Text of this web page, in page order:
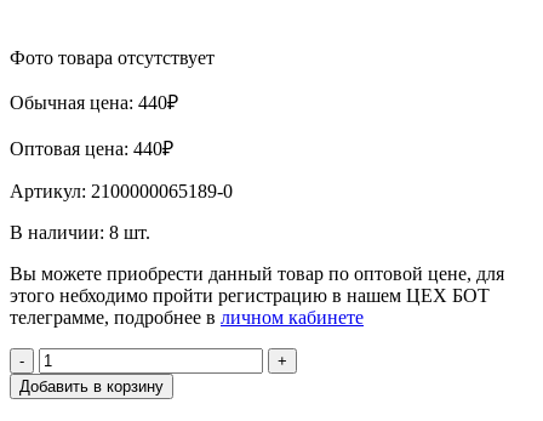
Фото товара отсутствует
Обычная цена: 440₽
Оптовая цена: 440₽
Артикул: 2100000065189-0
В наличии: 8 шт.
Вы можете приобрести данный товар по оптовой цене, для
этого небходимо пройти регистрацию в нашем ЦЕХ БОТ
телеграмме, подробнее в личном кабинете
-
+
Добавить в корзину